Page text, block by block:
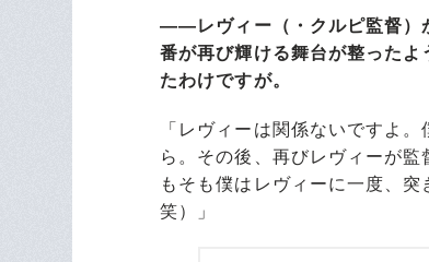
――レヴィー（・クルピ監督）
番が再び輝ける舞台が整った
たわけですが。
「レヴィーは関係ないですよ
ら。その後、再びレヴィーが
もそも僕はレヴィーに一度、
笑）」